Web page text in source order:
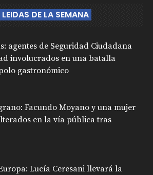
DE LA SEMANA
agentes de Seguridad Ciudadana
involucrados en una batalla
gastronómico
Facundo Moyano y una mujer
en la vía pública tras
Lucía Ceresani llevará la